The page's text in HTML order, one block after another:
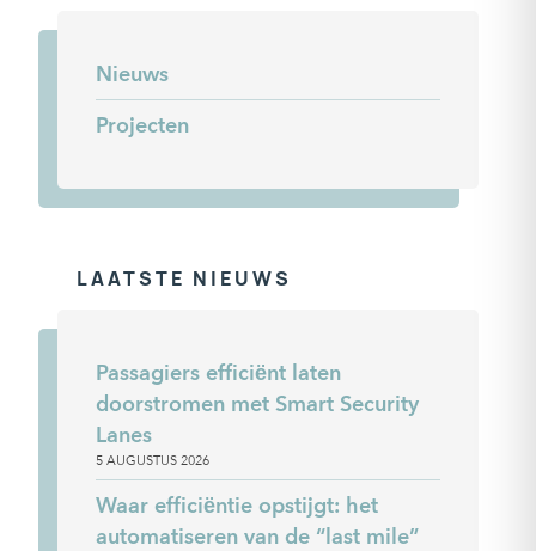
Nieuws
Projecten
LAATSTE NIEUWS
Passagiers efficiënt laten
doorstromen met Smart Security
Lanes
5 AUGUSTUS 2026
Waar efficiëntie opstijgt: het
automatiseren van de “last mile”